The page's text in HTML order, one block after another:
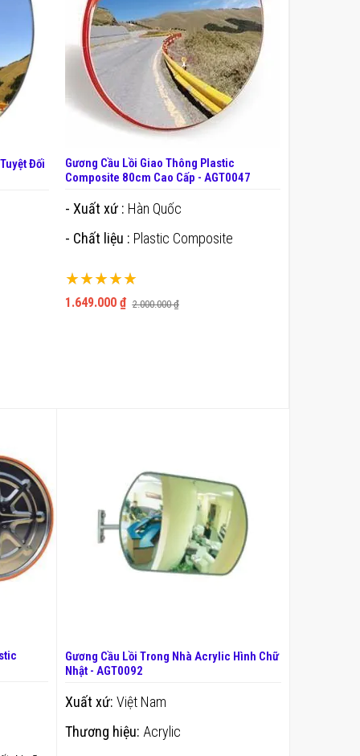
Đối
Gương Cầu Lồi Giao Thông Plastic
Composite 80cm Cao Cấp - AGT0047
Xếp hạng:
100%
1.649.000 ₫ 2.000.000 ₫
- Xuất xứ : Hàn Quốc
- Chất liệu : Plastic Composite
Gương Cầu Lồi Trong Nhà Acrylic Hình Chữ
Nhật - AGT0092
Xuất xứ: Việt Nam
Thương hiệu: Acrylic